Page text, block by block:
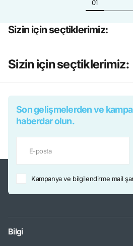
Sizin için seçtiklerimiz:
Sizin için seçtiklerimiz:
Son gelişmelerden ve
haberdar olun.
Kampanya ve bilgilendirme mail
Bilgi